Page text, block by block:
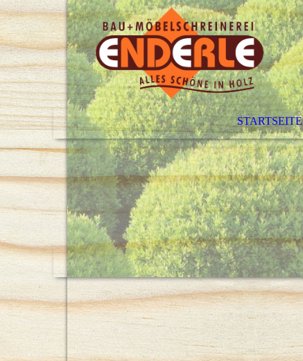
STARTSEITE